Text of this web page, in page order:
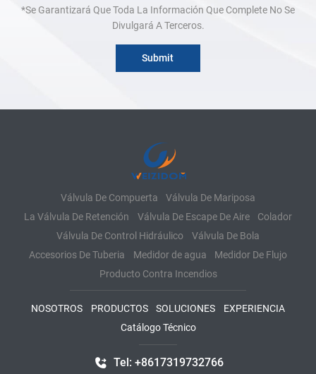
*Se Garantizará Que Toda La Información Que Complete No Se
Divulgará A Terceros.
Válvula De Compuerta
Válvula De Mariposa
La Válvula De Retención
Válvula De Escape De Aire
Colador
Válvula De Control Hidráulico
Válvula De Bola
Accesorios De Tuberia
Medidor de agua
Medidor De Flujo
Producto Contra Incendios
NOSOTROS PRODUCTOS SOLUCIONES
EXPERIENCIA
Catálogo Técnico
Tel: +8617319732766